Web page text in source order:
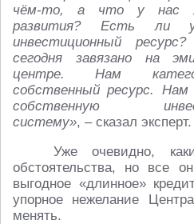
чём-то, а что у нас
развития? Есть ли
инвестиционный
сегодня завязано на
центре. Нам
собственный ресурс. Нам
собственную
систему», – сказал эксперт.
Уже очевидно,
обстоятельства, но все
выгодное «длинное»
упорное нежелание
менять.